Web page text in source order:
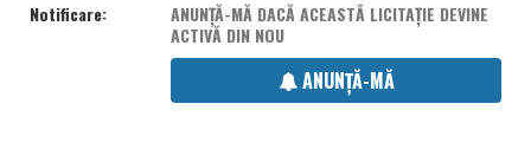
Notificare:
ANUNȚĂ-MĂ DACĂ ACEASTĂ LICITAȚIE DEVINE
ACTIVĂ DIN NOU
ANUNȚĂ-MĂ